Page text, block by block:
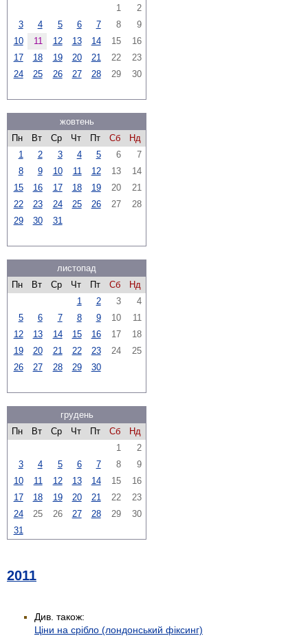
1
2
3
4 5 6 7 8
9
10
11 12 13 14 15
16
17
18 19 20 21 22
23
24
25 26 27 28 29 30
жовтень
Пн
Вт Ср Чт Пт Сб
Нд
1
2 3 4 5 6
7
8
9 10 11 12 13
14
15
16 17 18 19 20
21
22
23 24 25 26 27
28
29
30 31
листопад
Пн
Вт Ср Чт Пт Сб
Нд
1
2 3
4
5
6 7 8 9 10
11
12
13 14 15 16 17
18
19
20 21 22 23 24
25
26
27 28 29 30
грудень
Пн
Вт Ср Чт Пт Сб
Нд
1
2
3
4 5 6 7 8
9
10
11 12 13 14 15
16
17
18 19 20 21 22
23
24
25 26 27 28 29
30
31
2011
Див. також:
Ціни на срібло (лондонський фіксинг)